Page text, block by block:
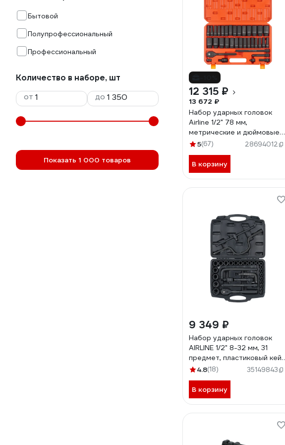
Бытовой
Полупрофессиональный
Профессиональный
Количество в наборе, шт
от
до
Показать 1 000 товаров
12 315 ₽
13 672 ₽
Набор ударных головок
Airline 1/2" 78 мм,
метрические и дюймовые
размеры, пластиковый кейс,
5(67) 28694012
В корзину
9 349 ₽
Набор ударных головок
AIRLINE 1/2" 8-32 мм, 31
предмет, пластиковый кейс
ATAS405
4.8(18) 35149843
В корзину